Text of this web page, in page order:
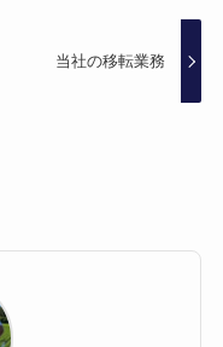
当社の移転業務